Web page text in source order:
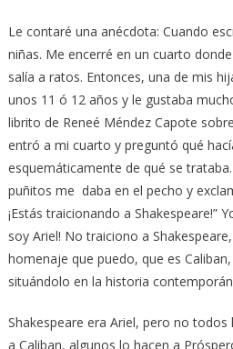
Le contaré una anécdota: Cuando
niñas. Me encerré en un cuarto
salía a ratos. Entonces, una de mis
unos 11 ó 12 años y le gustaba
librito de Reneé Méndez Capote
entró a mi cuarto y preguntó qué
esquemáticamente de qué se
puñitos me daba en el pecho y
¡Estás traicionando a Shakespeare!”
soy Ariel! No traiciono a
homenaje que puedo, que es
situándolo en la historia
Shakespeare era Ariel, pero no todos
a Caliban, algunos lo hacen a